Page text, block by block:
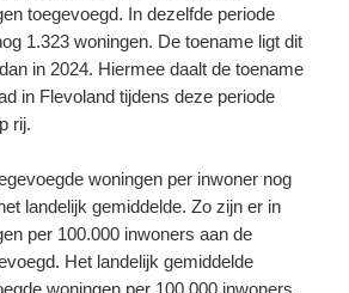
toegevoegd. In dezelfde periode
1.323 woningen. De toename ligt dit
in 2024. Hiermee daalt de toename
in Flevoland tijdens deze periode
rij.
woningen per inwoner nog
landelijk gemiddelde. Zo zijn er in
per 100.000 inwoners aan de
Het landelijk gemiddelde